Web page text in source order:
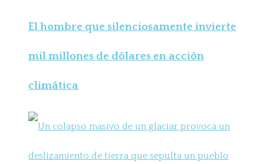
El hombre que silenciosamente invierte
mil millones de dólares en acción
climática